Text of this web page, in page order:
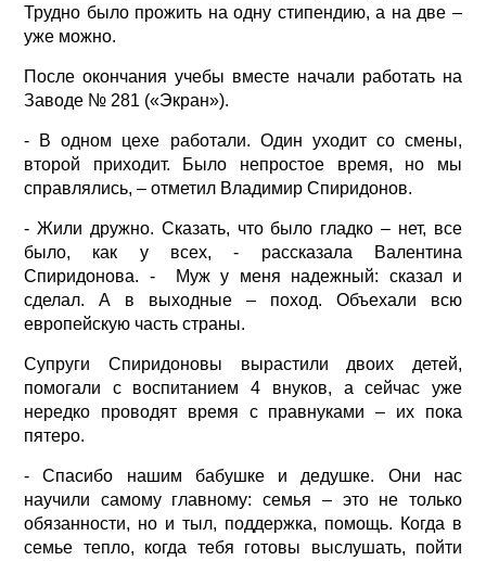
Трудно было прожить на одну стипендию, а на две –
уже можно.
После окончания учебы вместе начали работать на
Заводе № 281 («Экран»).
- В одном цехе работали. Один уходит со смены,
второй приходит. Было непростое время, но мы
справлялись, – отметил Владимир Спиридонов.
- Жили дружно. Сказать, что было гладко – нет, все
было, как у всех, - рассказала Валентина
Спиридонова. - Муж у меня надежный: сказал и
сделал. А в выходные – поход. Объехали всю
европейскую часть страны.
Супруги Спиридоновы вырастили двоих детей,
помогали с воспитанием 4 внуков, а сейчас уже
нередко проводят время с правнуками – их пока
пятеро.
- Спасибо нашим бабушке и дедушке. Они нас
научили самому главному: семья – это не только
обязанности, но и тыл, поддержка, помощь. Когда в
семье тепло, когда тебя готовы выслушать, пойти